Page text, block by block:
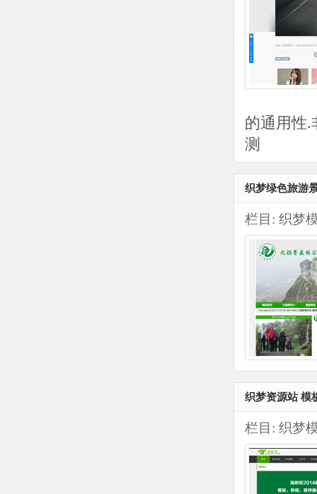
的通用性.
测
织梦绿色旅游
栏目: 织梦
织梦资源站 模
栏目: 织梦